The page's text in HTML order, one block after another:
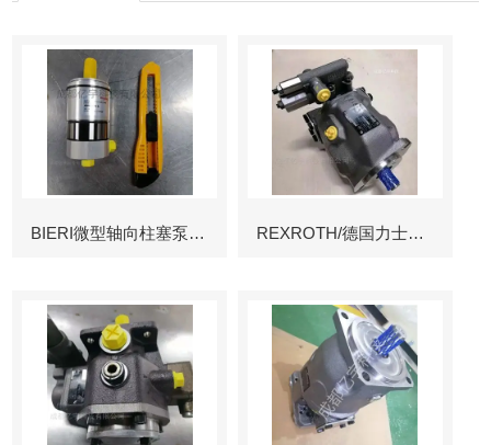
BIERI微型轴向柱塞泵AKP REXROTH/德国力士乐叶片泵